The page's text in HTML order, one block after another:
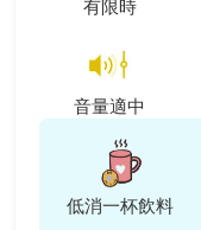
有限時
音量適中
低消一杯飲料